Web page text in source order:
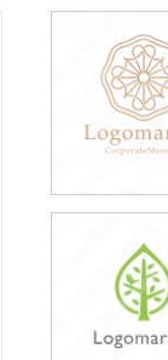
49,800円
(税込54,780